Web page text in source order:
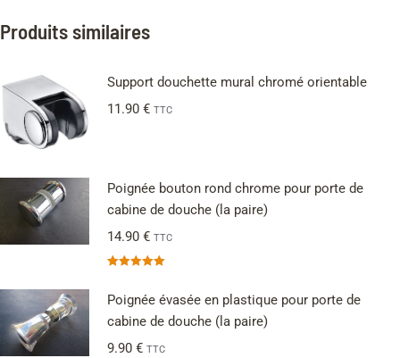
Produits similaires
Support douchette mural chromé orientable
11.90 € TTC
Poignée bouton rond chrome pour porte de
cabine de douche (la paire)
14.90 € TTC
Poignée évasée en plastique pour porte de
cabine de douche (la paire)
9.90 € TTC